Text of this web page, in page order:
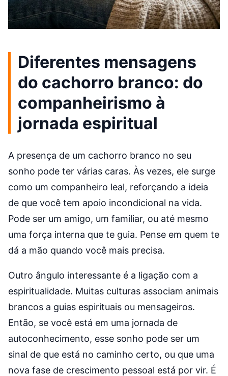
Diferentes mensagens
do cachorro branco: do
companheirismo à
jornada espiritual
A presença de um cachorro branco no seu
sonho pode ter várias caras. Às vezes, ele surge
como um companheiro leal, reforçando a ideia
de que você tem apoio incondicional na vida.
Pode ser um amigo, um familiar, ou até mesmo
uma força interna que te guia. Pense em quem te
dá a mão quando você mais precisa.
Outro ângulo interessante é a ligação com a
espiritualidade. Muitas culturas associam animais
brancos a guias espirituais ou mensageiros.
Então, se você está em uma jornada de
autoconhecimento, esse sonho pode ser um
sinal de que está no caminho certo, ou que uma
nova fase de crescimento pessoal está por vir. É